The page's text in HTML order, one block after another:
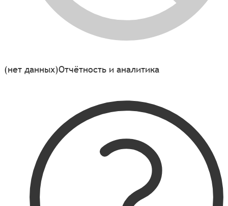
(нет данных)Отчётность и аналитика